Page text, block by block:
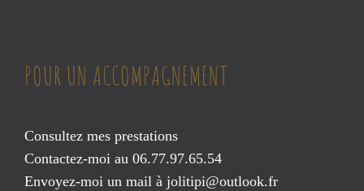
POUR UN ACCOMPAGNEMENT
Consultez mes prestations
Contactez-moi au 06.77.97.65.54
Envoyez-moi un mail à jolitipi@outlook.fr